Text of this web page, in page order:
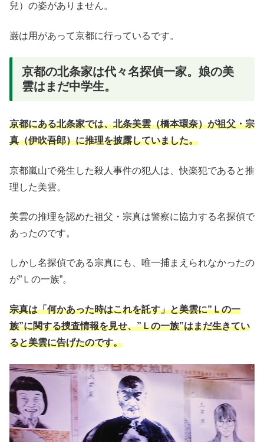
兒）の姿がありません。
巌は用があって京都に行っているです。
京都の北条家は代々名探偵一家。娘の美
雲はまだ中学生。
京都にある北条家では、北条美雲（橋本環奈）が祖父・宗
真（伊吹吾郎）に推理を披露していました。
京都嵐山で発生した殺人事件の犯人は、快楽犯であると推
理した美雲。
美雲の推理を認めた祖父・宗真は警察に協力する名探偵で
あったのです。
しかし名探偵である宗真にも、唯一捕まえられなかったの
が”Ｌの一族”。
宗真は「何かあった時はこれを託す」と美雲に”Ｌの一
族”に関する捜査情報を見せ、”Ｌの一族”はまだ生きてい
ると美雲に告げたのです。